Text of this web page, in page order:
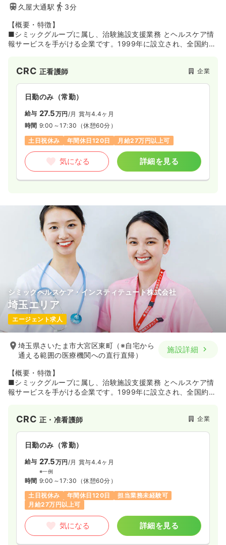
久屋大通駅
3分
【概要・特徴】
■シミックグループに属し、治験施設支援業務 とヘルスケア情
報サービスを手がける企業です。1999年に設立され、全国約
ルスケア情報サービスを提供する「シミックヘルスケア
（株）」を2020年1月に吸収合併。シミックグループのヘルス
ケア事業を担う企業として新たなスタートを切っています。
【SMO事業】
■旧：サイトサポート・インスティテュート社の略称「SSI」と
ロゴを引き継ぎ、「SSIカンパニー」としてサービスを提供して
います。CRCやSMAが、治験実施から治験に関する事務的業
務、IRB（治験審査委員会）事務局業務などを総合的にサポー
ト。がん、中枢神経、生活習慣病、再生医療など幅広い領域に
対応しており、年間の実施試験数は900以上となっています
（2019年度）。
■電子お薬手帳「harumo」やヘルスケアポータルサイト
「HelC＋（ヘルシー）」などを提供。そのほか、被験者募集サ
ービス、処方箋データベースを活用したデータ分析サービスな
ども行なっています。
■看護師・臨床検査技師・薬剤師など、さまざまな有資格者が
在籍しており、女性も多く活躍。産前産後休暇・育児休業・介
護休業などの制度があり、産休・育休の取得実績も豊富です。
また、1チームは約5～6名で、マネージメントラインが明確で
周囲に相談しやすい環境です。
CRC 正看護師 企業
日勤のみ（常勤）
給与 27.5万円/月 賞与4.4ヶ月
時間 9:00～17:30 （休憩60分）
土日祝休み
年間休日120日 月給27万円以上可
気になる 詳細を見る
シミックヘルスケア・インスティテュート株式会社
埼玉エリア
エージェント求人
埼玉県さいたま市大宮区東町（※自宅から
通える範囲の医療機関への直行直帰）
施設詳細
【概要・特徴】
■シミックグループに属し、治験施設支援業務 とヘルスケア情
報サービスを手がける企業です。1999年に設立され、全国約
ルスケア情報サービスを提供する「シミックヘルスケア
（株）」を2020年1月に吸収合併。シミックグループのヘルス
ケア事業を担う企業として新たなスタートを切っています。
【SMO事業】
■旧：サイトサポート・インスティテュート社の略称「SSI」と
ロゴを引き継ぎ、「SSIカンパニー」としてサービスを提供して
務、IRB（治験審査委員会）事務局業務などを総合的にサポー
ト。がん、中枢神経、生活習慣病、再生医療など幅広い領域に
対応しており、年間の実施試験数は900以上となっています
（2019年度）。
CRC 正・准看護師 企業
日勤のみ（常勤）
給与 27.5万円 /月 賞与4.4ヶ月
※一例
時間 9:00～17:30 （休憩60分）
土日祝休み
年間休日120日
担当業務未経験可
月給27万円以上可
気になる 詳細を見る